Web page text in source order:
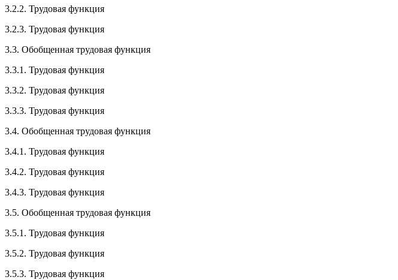
3.2.2. Трудовая функция
3.2.3. Трудовая функция
3.3. Обобщенная трудовая функция
3.3.1. Трудовая функция
3.3.2. Трудовая функция
3.3.3. Трудовая функция
3.4. Обобщенная трудовая функция
3.4.1. Трудовая функция
3.4.2. Трудовая функция
3.4.3. Трудовая функция
3.5. Обобщенная трудовая функция
3.5.1. Трудовая функция
3.5.2. Трудовая функция
3.5.3. Трудовая функция